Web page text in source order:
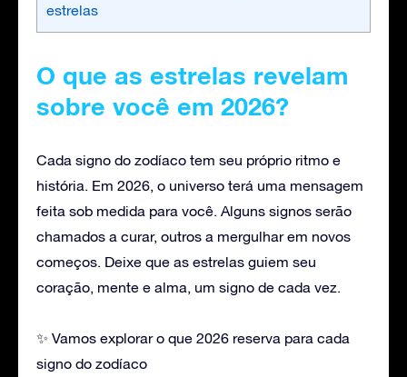
estrelas
O que as estrelas revelam
sobre você em 2026?
Cada signo do zodíaco tem seu próprio ritmo e
história. Em 2026, o universo terá uma mensagem
feita sob medida para você. Alguns signos serão
chamados a curar, outros a mergulhar em novos
começos. Deixe que as estrelas guiem seu
coração, mente e alma, um signo de cada vez.
✨ Vamos explorar o que 2026 reserva para cada
signo do zodíaco